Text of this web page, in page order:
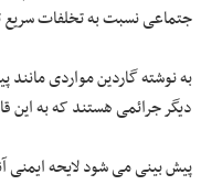
جتماعی نسبت به تخلفات سریع
به نوشته گاردین مواردی
دیگر جرائمی هستند که به این
پیش بینی می شود لایحه ایمنی